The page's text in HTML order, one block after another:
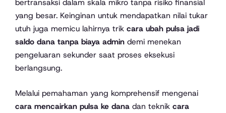
bertransaksi dalam skala mikro tanpa risiko finansial
yang besar. Keinginan untuk mendapatkan nilai tukar
utuh juga memicu lahirnya trik cara ubah pulsa jadi
saldo dana tanpa biaya admin demi menekan
pengeluaran sekunder saat proses eksekusi
berlangsung.
Melalui pemahaman yang komprehensif mengenai
cara mencairkan pulsa ke dana dan teknik cara